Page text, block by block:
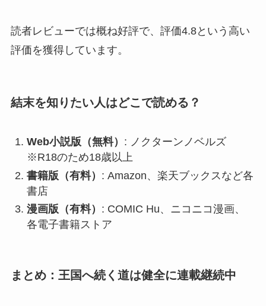
読者レビューでは概ね好評で、評価4.8という高い
評価を獲得しています。
結末を知りたい人はどこで読める？
Web小説版（無料） : ノクターンノベルズ
※R18のため18歳以上
書籍版（有料） : Amazon、楽天ブックスなど各
書店
漫画版（有料） : COMIC Hu、ニコニコ漫画、
各電子書籍ストア
まとめ：王国へ続く道は健全に連載継続中